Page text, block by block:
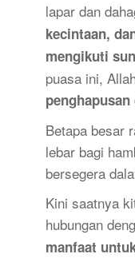
lapar dan
kecintaan,
puasa ini,
Betapa besar
lebar bagi
bersegera
Kini saatnya
hubungan
manfaat